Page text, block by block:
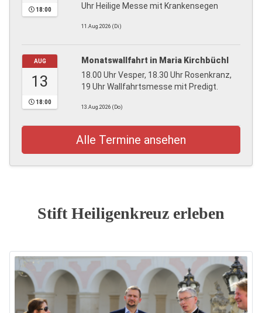
18:00
Uhr Heilige Messe mit Krankensegen
11.Aug.2026 (Di)
AUG
13
18:00
Monatswallfahrt in Maria Kirchbüchl
18.00 Uhr Vesper, 18.30 Uhr Rosenkranz,
19 Uhr Wallfahrtsmesse mit Predigt.
13.Aug.2026 (Do)
Alle Termine ansehen
Stift Heiligenkreuz erleben